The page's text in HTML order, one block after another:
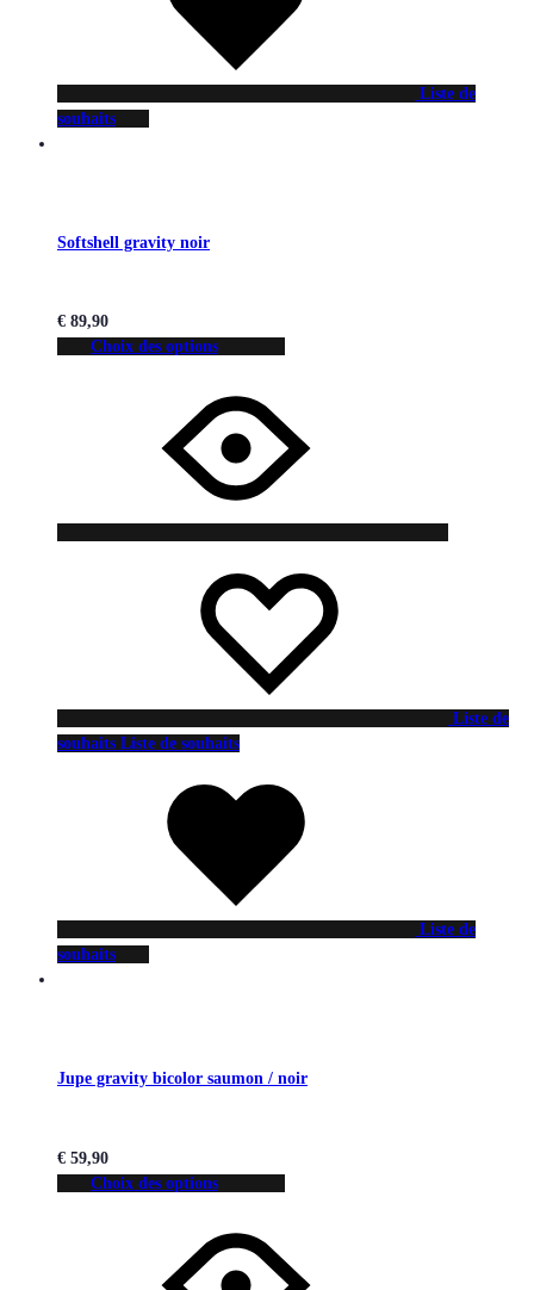
Liste de
souhaits
Softshell gravity noir
€ 89,90
Choix des options
Liste de
souhaits Liste de souhaits
Liste de
souhaits
Jupe gravity bicolor saumon / noir
€ 59,90
Choix des options